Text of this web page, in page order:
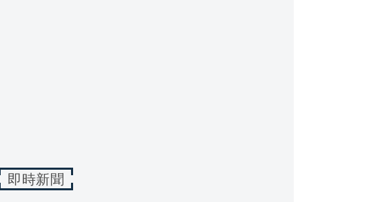
即時新聞